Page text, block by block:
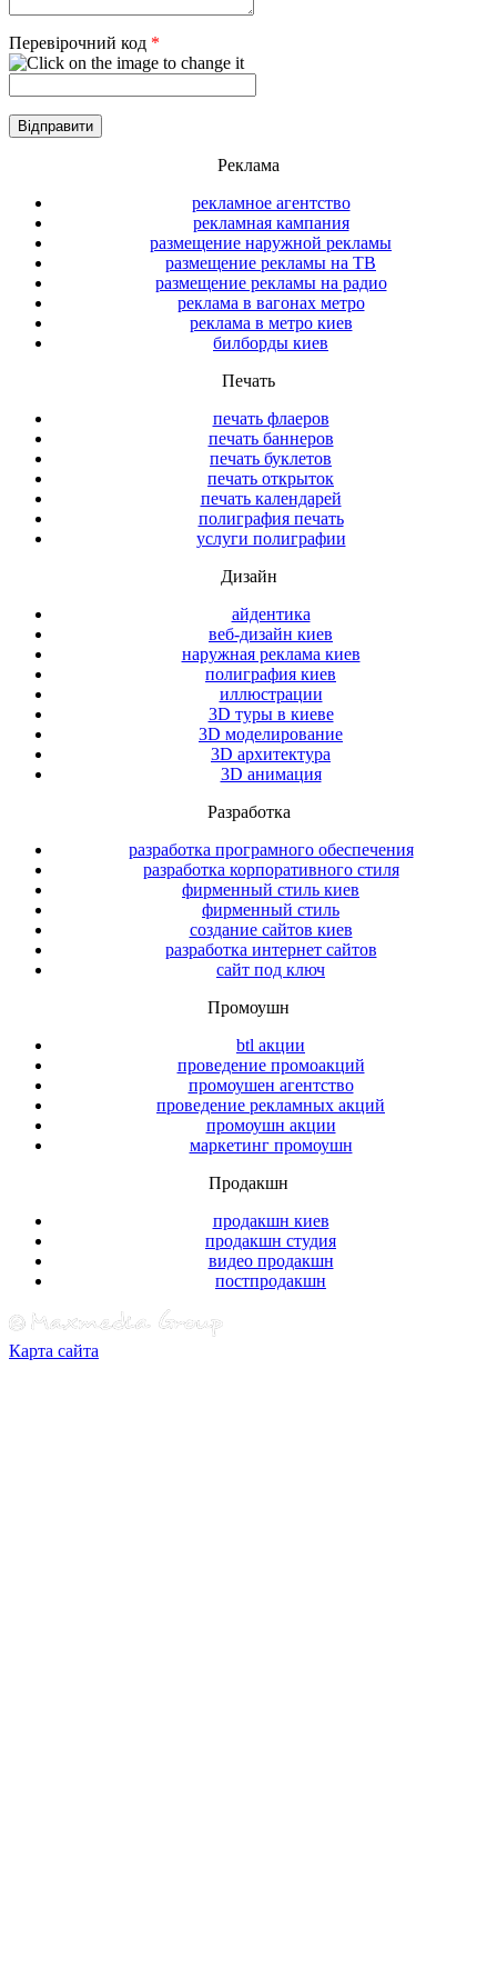
Перевірочний код *
Реклама
рекламное агентство
рекламная кампания
размещение наружной рекламы
размещение рекламы на ТВ
размещение рекламы на радио
реклама в вагонах метро
реклама в метро киев
билборды киев
Печать
печать флаеров
печать баннеров
печать буклетов
печать открыток
печать календарей
полиграфия печать
услуги полиграфии
Дизайн
айдентика
веб-дизайн киев
наружная реклама киев
полиграфия киев
иллюстрации
3D туры в киеве
3D моделирование
3D архитектура
3D анимация
Разработка
разработка програмного обеспечения
разработка корпоративного стиля
фирменный стиль киев
фирменный стиль
создание сайтов киев
разработка интернет сайтов
сайт под ключ
Промоушн
btl акции
проведение промоакций
промоушен агентство
проведение рекламных акций
промоушн акции
маркетинг промоушн
Продакшн
продакшн киев
продакшн студия
видео продакшн
постпродакшн
Карта сайта